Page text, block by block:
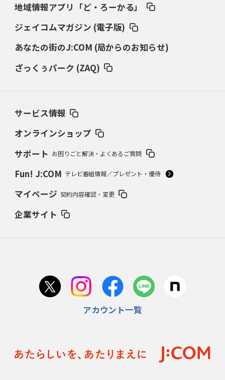
地域情報アプリ「ど・ろーかる」
ジェイコムマガジン (電子版)
あなたの街のJ:COM (局からのお知らせ)
ざっくぅパーク (ZAQ)
サービス情報
オンラインショップ
サポート お困りごと解決・よくあるご質問
Fun! J:COM テレビ番組情報／プレゼント・優待
マイページ 契約内容確認・変更
企業サイト
アカウント一覧